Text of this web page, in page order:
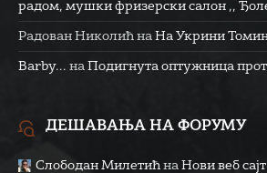
радом, мушки фризерски салон ,,
Радован Николић на На Укрини
Barby... на Подигнута оптужница
ДЕШАВАЊА НА ФОРУМУ
Слободан Милетић на Нови веб сајт